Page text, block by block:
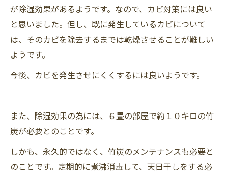
が除湿効果があるようです。なので、カビ対策には良い
と思いました。但し、既に発生しているカビについて
は、そのカビを除去するまでは乾燥させることが難しい
ようです。
今後、カビを発生させにくくするには良いようです。
また、除湿効果の為には、６畳の部屋で約１０キロの竹
炭が必要とのことです。
しかも、永久的ではなく、竹炭のメンテナンスも必要と
のことです。定期的に煮沸消毒して、天日干しをする必